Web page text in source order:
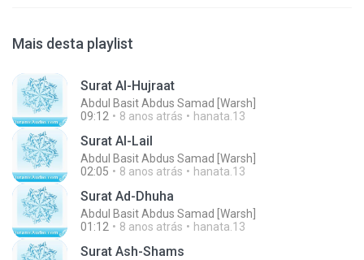
Mais desta playlist
Surat Al-Hujraat
Abdul Basit Abdus Samad [Warsh]
09:12
8 anos atrás hanata.13
Surat Al-Lail
Abdul Basit Abdus Samad [Warsh]
02:05
8 anos atrás hanata.13
Surat Ad-Dhuha
Abdul Basit Abdus Samad [Warsh]
01:12
8 anos atrás hanata.13
Surat Ash-Shams